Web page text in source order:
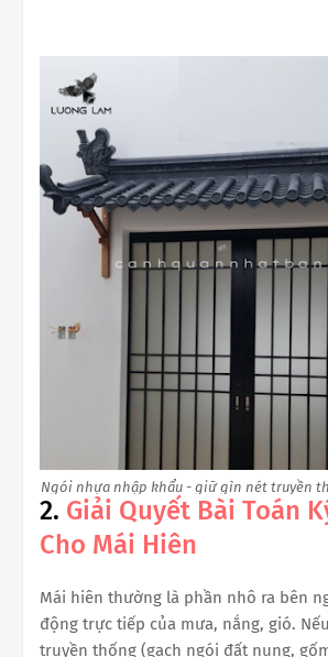
Ngói nhựa nhập khẩu - giữ gìn nét truyền
2. Giải Quyết Bài Toán
Cho Mái Hiên
Mái hiên thường là phần nhô ra bên
động trực tiếp của mưa, nắng, gió.
truyền thống (gạch ngói đất nung,